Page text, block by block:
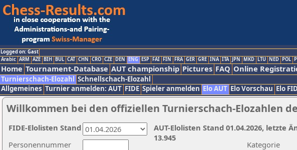
Logged on: Gast
Arabic ARM AZE BIH BUL CAT CHN CRO CZE DEN ENG ESP FAI FIN FRA GER GRE INA ITA JPN MKD LTU NED POL
Home Tournament-Database AUT championship Pictures FAQ Online
Turnierschach-Elozahl Schnellschach-Elozahl
Allgemeines Turnier anmelden: AUT FIDE Spieler anmelden Elo AUT Elo Vorschau Elo
Willkommen bei den offiziellen Turnierschach-Elozahlen
Kategorie
Personennummer
AUT-Elolisten Stand 01.04.2026, letzte
13.945
FIDE-Elolisten Stand